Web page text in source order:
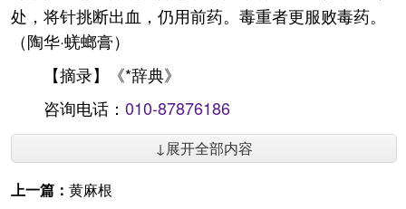
处，将针挑断出血，仍用前药。毒重者更服败毒药。
（陶华·蜣螂膏）
【摘录】《*辞典》
咨询电话： 010-87876186
↓展开全部内容
上一篇： 黄麻根